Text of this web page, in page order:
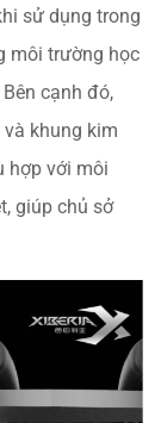
sử dụng trong
môi trường học
cạnh đó,
khung kim
hợp với môi
giúp chủ sở